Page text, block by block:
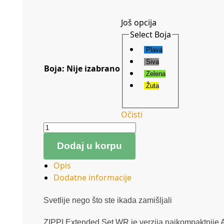
Boja: Nije izabrano
Još opcija
Select Boja
Plava
Siva
Zelena
Žuta
Očisti
Dodaj u korpu
Opis
Dodatne informacije
Svetlije nego što ste ikada zamišljali
ZIPPI Extended Set WR je verzija najkompaktnije